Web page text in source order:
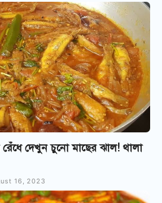
দেখুন চুনো মাছের ঝাল! থালা
16, 2023